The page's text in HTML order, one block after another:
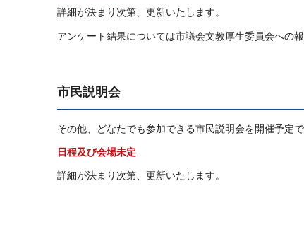
詳細が決まり次第、更新いたします。
アンケート結果については市議会文教厚生委員会への
市民説明会
その他、どなたでも参加できる市民説明会を開催予定で
日程及び会場未定
詳細が決まり次第、更新いたします。